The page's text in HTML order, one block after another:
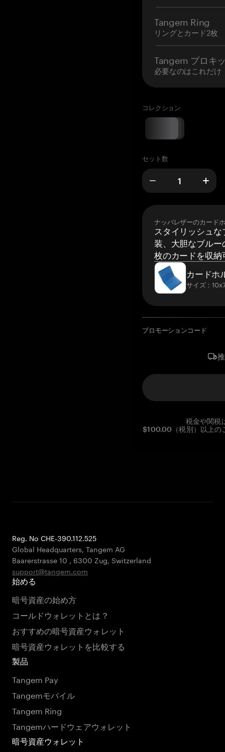
Tangem Ring
リングとカード2枚
Tangem プロキ
必要なのはこれだけ
コレクション
セット数
ナッパレザーのカード
スタイリッシュ
装、大胆なブルー
枚のカードを収納
カードホ
サイズ：
プロモーションコード
税金や関税
$100.00（税別）以上の
Reg. No CHE-390.112.525
Global Headquarters, Tangem AG
Baarerstrasse 10 , 6300 Zug, Switzerland
support@tangem.com
始める
暗号資産の始め方
コールドウォレットとは？
おすすめの暗号資産ウォレット
暗号資産ウォレットを比較する
製品
Tangem Pay
Tangemモバイル
Tangem Ring
Tangemハードウェアウォレット
暗号資産ウォレット